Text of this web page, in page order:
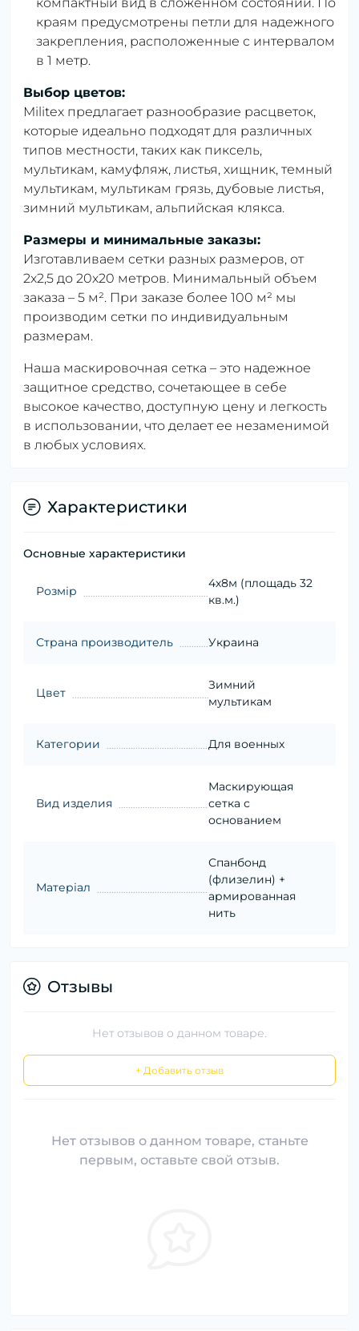
краям предусмотрены петли для надежного
закрепления, расположенные с интервалом
в 1 метр.
Выбор цветов:
Militex предлагает разнообразие расцветок,
которые идеально подходят для различных
типов местности, таких как пиксель,
мультикам, камуфляж, листья, хищник, темный
мультикам, мультикам грязь, дубовые листья,
зимний мультикам, альпийская клякса.
Размеры и минимальные заказы:
Изготавливаем сетки разных размеров, от
2х2,5 до 20х20 метров. Минимальный объем
заказа – 5 м². При заказе более 100 м² мы
производим сетки по индивидуальным
размерам.
Наша маскировочная сетка – это надежное
защитное средство, сочетающее в себе
высокое качество, доступную цену и легкость
в использовании, что делает ее незаменимой
в любых условиях.
Характеристики
Основные характеристики
Розмір
4х8м (площадь 32
кв.м.)
Страна производитель Украина
Цвет
Зимний
мультикам
Категории Для военных
Вид изделия
Маскирующая
сетка с
основанием
Матеріал
Спанбонд
(флизелин) +
армированная
нить
Отзывы
Нет отзывов о данном товаре.
+ Добавить отзыв
Нет отзывов о данном товаре, станьте
первым, оставьте свой отзыв.